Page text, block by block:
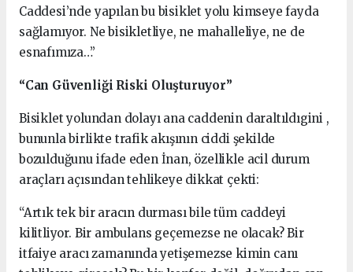
Caddesi’nde yapılan bu bisiklet yolu kimseye fayda
sağlamıyor. Ne bisikletliye, ne mahalleliye, ne de
esnafımıza…”
“Can Güvenliği Riski Oluşturuyor”
Bisiklet yolundan dolayı ana caddenin daraltıldıgini ,
bununla birlikte trafik akışının ciddi şekilde
bozulduğunu ifade eden İnan, özellikle acil durum
araçları açısından tehlikeye dikkat çekti:
“Artık tek bir aracın durması bile tüm caddeyi
kilitliyor. Bir ambulans geçemezse ne olacak? Bir
itfaiye aracı zamanında yetişemezse kimin canı